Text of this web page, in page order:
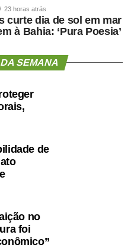
expressão violência sexual
De acordo com Contarato,
as condutas envolvem
autorizada mediante
Share
23 horas atrás
curte dia de sol em mar
à Bahia: ‘Pura Poesia’
SEMANA
de
no
foi